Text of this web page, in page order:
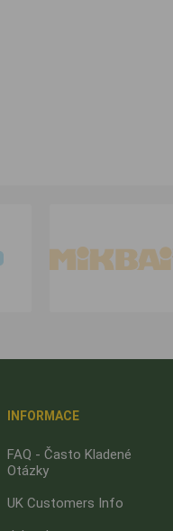
INFORMACE
FAQ - Často Kladené
Otázky
UK Customers Info